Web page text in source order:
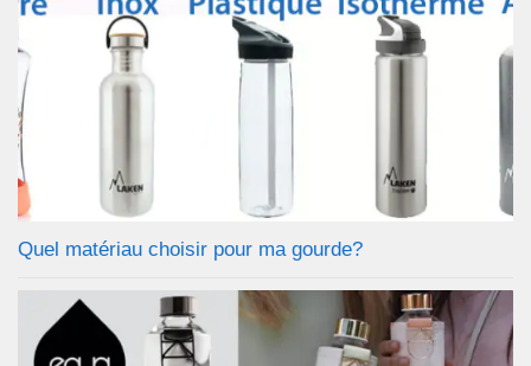
Quel matériau choisir pour ma gourde?